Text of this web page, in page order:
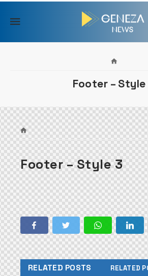
Skip
content
Footer – Style
Footer – Style 3
RELATED POSTS RELATED